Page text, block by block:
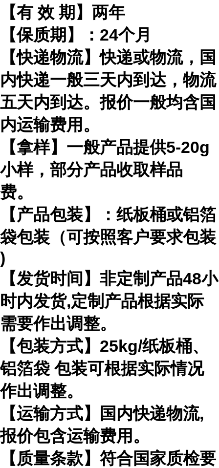
【有 效 期】两年
【保质期】： 24个月
【快递物流】快递或物流，国
内快递一般三天内到达，物流
五天内到达。报价一般均含国
内运输费用。
【拿样】一般产品提供5-20g
小样，部分产品收取样品
费。
【产品包装】：纸板桶或铝箔
袋包装（可按照客户要求包装
)
【发货时间】非定制产品48小
时内发货,定制产品根据实际
需要作出调整。
【包装方式】 25kg/纸板桶、
铝箔袋 包装可根据实际情况
作出调整。
【运输方式】国内快递物流,
报价包含运输费用。
【质量条款】符合国家质检要